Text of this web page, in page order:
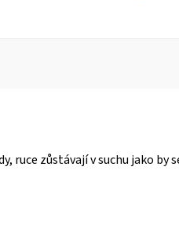
ruce zůstávají v suchu jako by